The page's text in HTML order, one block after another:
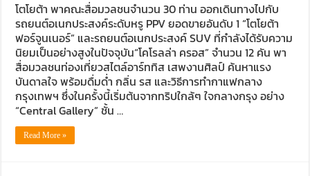
โตโยต้า พาคณะสื่อมวลชนจำนวน 30 ท่าน ออกเดินทางไปกับ
รถยนต์อเนกประสงค์ระดับหรู PPV ยอดขายอันดับ 1 “โตโยต้า
ฟอร์จูนเนอร์” และรถยนต์อเนกประสงค์ SUV ที่กำลังได้รับความ
นิยมเป็นอย่างสูงในปัจจุบัน“โคโรลล่า ครอส” จำนวน 12 คัน พา
สื่อมวลชนท่องเที่ยวสไตล์อาร์ททิส เสพงานศิลป์ ค้นหาแรง
บันดาลใจ พร้อมดื่มด่ำ กลิ่น รส และวิธีการทำกาแฟกลาง
กรุงเทพฯ ซึ่งในครั้งนี้เริ่มต้นจากทริปใกล้ๆ ใจกลางกรุง อย่าง
“Central Gallery” ชั้น …
Read More »